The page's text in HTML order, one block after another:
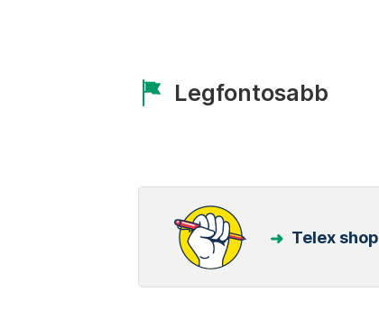
Legfontosabb
Telex shop